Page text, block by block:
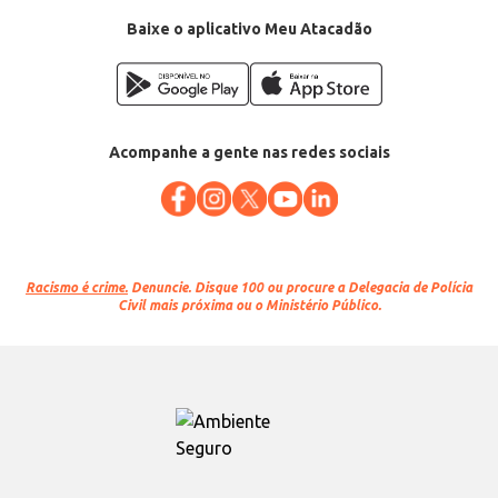
Baixe o aplicativo Meu Atacadão
Acompanhe a gente nas redes sociais
Racismo é crime. Denuncie. Disque 100 ou procure a Delegacia de Polícia
Civil mais próxima ou o Ministério Público.